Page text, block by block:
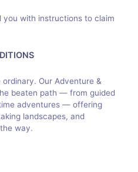
you with instructions to claim
Our Adventure &
beaten path — from guided
adventures — offering
landscapes, and
way.